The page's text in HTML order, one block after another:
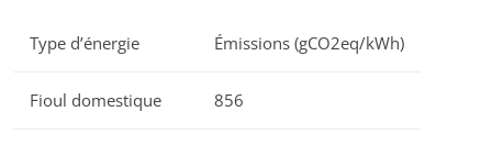
Type d’énergie Émissions (gCO2eq/kWh)
Fioul domestique 856